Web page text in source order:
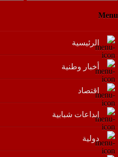
Menu
الرئيسية
أخبار وطنية
اقتصاد
إبداعات شبابية
دولية